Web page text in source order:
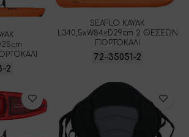
2
SEAFLO ΚΑΥΑΚ
L340,5xW84xD29cm 2 ΘΕΣΕΩΝ
ΠΟΡΤΟΚΑΛΙ
72-35051-2